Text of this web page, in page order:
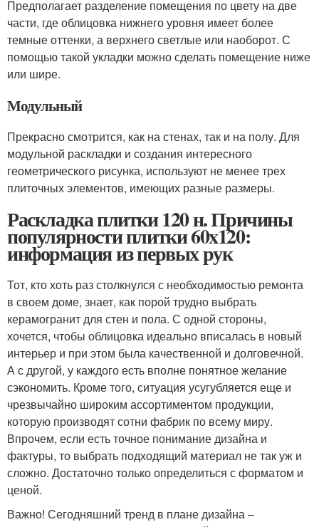
Предполагает разделение помещения по цвету на две
части, где облицовка нижнего уровня имеет более
темные оттенки, а верхнего светлые или наоборот. С
помощью такой укладки можно сделать помещение ниже
или шире.
Модульный
Прекрасно смотрится, как на стенах, так и на полу. Для
модульной раскладки и создания интересного
геометрического рисунка, используют не менее трех
плиточных элементов, имеющих разные размеры.
Раскладка плитки 120 н. Причины
популярности плитки 60x120:
информация из первых рук
Тот, кто хоть раз столкнулся с необходимостью ремонта
в своем доме, знает, как порой трудно выбрать
керамогранит для стен и пола. С одной стороны,
хочется, чтобы облицовка идеально вписалась в новый
интерьер и при этом была качественной и долговечной.
А с другой, у каждого есть вполне понятное желание
сэкономить. Кроме того, ситуация усугубляется еще и
чрезвычайно широким ассортиментом продукции,
которую производят сотни фабрик по всему миру.
Впрочем, если есть точное понимание дизайна и
фактуры, то выбрать подходящий материал не так уж и
сложно. Достаточно только определиться с форматом и
ценой.
Важно! Сегодняшний тренд в плане дизайна –